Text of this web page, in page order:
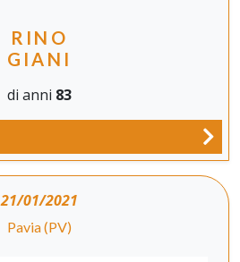
RINO
GIANI
di anni 83
21/01/2021
Pavia (PV)